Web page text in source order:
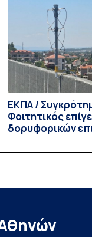
τον Σεπτέμβριο
και
Ηρειώτης, και ο
ΕΚΠΑ /
Φοιτητικός
δορυφορικών